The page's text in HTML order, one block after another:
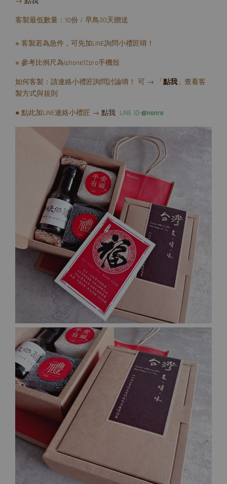
客製最低數量：10份 / 早鳥30天贈送
※ 客製若為急件，可先加LINE詢問小禮匠唷！
※ 參考比例尺為iphone12pro手機殼
如何客製：請連絡小禮匠詢問討論唷！ 可 → 「 點我」查看客
製方式與規則
● 點此加LINE連絡小禮匠 → 點我 LINE ID-@nonre